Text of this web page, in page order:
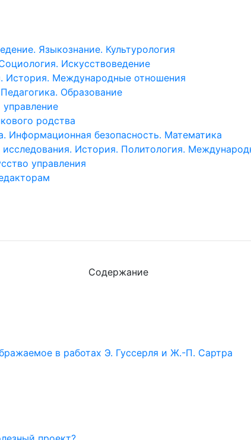
Языкознание. Культурология
Искусствоведение
История. Международные отношения
Образование
родства
Информационная безопасность. Математика
исследования. История. Политология.
управления
Содержание
в работах Э. Гуссерля и Ж.-П. Сартра